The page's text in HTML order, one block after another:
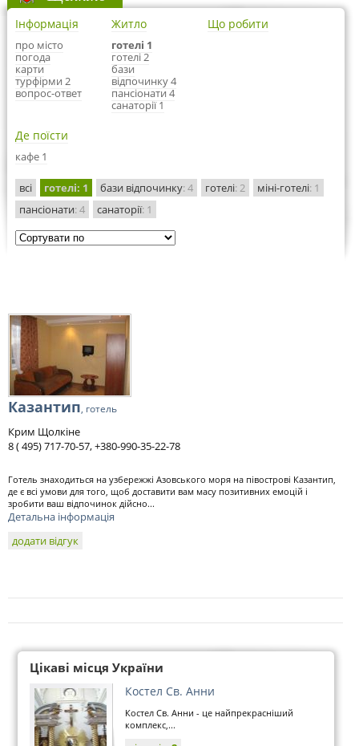
Інформація
про місто
погода
карти
турфірми 2
вопрос-ответ
Житло
готелі 1
готелі 2
бази
відпочинку 4
пансіонати 4
санаторії 1
Що робити
Де поїсти
кафе 1
всі готелі: 1 бази відпочинку: 4 готелі: 2 міні-готелі: 1
пансіонати: 4 санаторії: 1
Казантип, готель
Крим Щолкіне
8 ( 495) 717-70-57, +380-990-35-22-78
Готель знаходиться на узбережжі Азовського моря на півострові Казантип,
де є всі умови для того, щоб доставити вам масу позитивних емоцій і
зробити ваш відпочинок дійсно...
Детальна інформація
додати відгук
Цікаві місця України
Костел Св. Анни
Костел Св. Анни - це найпрекрасніший
комплекс,...